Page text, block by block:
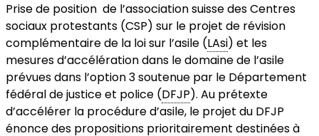
Prise de position de l’association suisse des Centres
sociaux protestants (CSP) sur le projet de révision
complémentaire de la loi sur l’asile (LAsi) et les
mesures d’accélération dans le domaine de l’asile
prévues dans l’option 3 soutenue par le Département
fédéral de justice et police (DFJP). Au prétexte
d’accélérer la procédure d’asile, le projet du DFJP
énonce des propositions prioritairement destinées à